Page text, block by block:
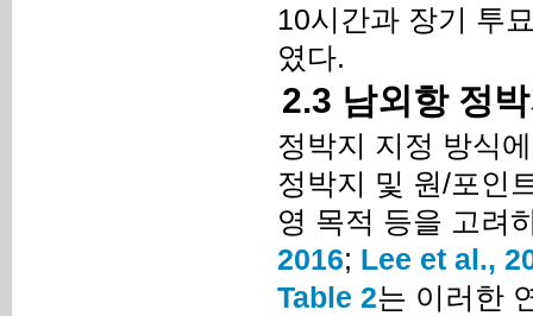
10시간과 장기 투
였다.
2.3 남외항 정
정박지 지정 방식
정박지 및 원/포인
영 목적 등을 고려
2016; Lee et al.,
Table 2는 이러한